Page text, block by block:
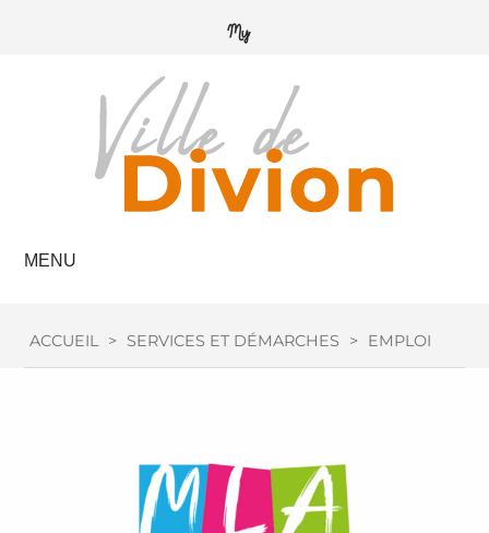
MENU
ACCUEIL > SERVICES ET DÉMARCHES > EMPLOI /